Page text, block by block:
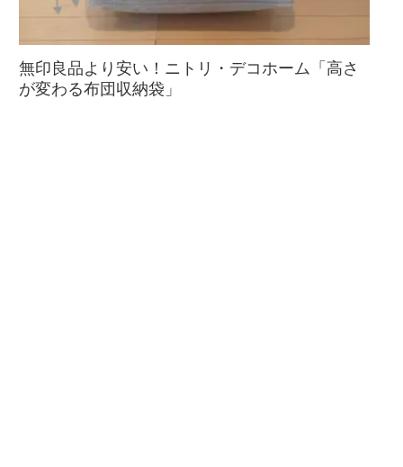
無印良品より安い！ニトリ・デコホーム「高さ
が変わる布団収納袋」